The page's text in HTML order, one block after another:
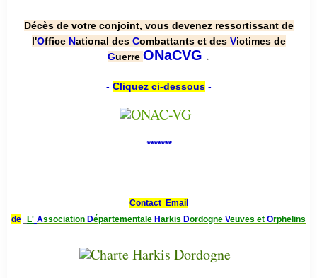
Décès de votre conjoint, vous devenez ressortissant de
l'Office National des Combattants et des Victimes de
Guerre ONaCVG .
- Cliquez ci-dessous-
*******
Contact Email
de L' Association Départementale Harkis Dordogne Veuves et Orphelins